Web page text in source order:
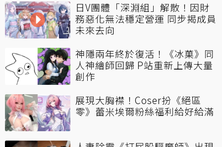
日V團體「深淵組」解散！因財
務惡化無法穩定營運 同步揭成員
未來去向
神隱兩年終於復活！《冰菓》同
人神繪師回歸 P站重新上傳大量
創作
展現大胸襟！Coser扮《絕區
零》蕾米埃爾粉絲福利給好給滿